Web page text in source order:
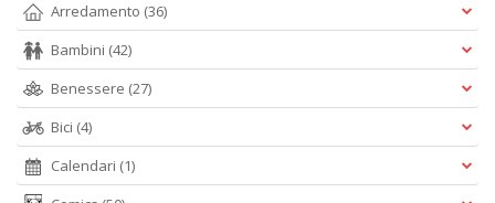
Arredamento (36)
Bambini (42)
Benessere (27)
Bici (4)
Calendari (1)